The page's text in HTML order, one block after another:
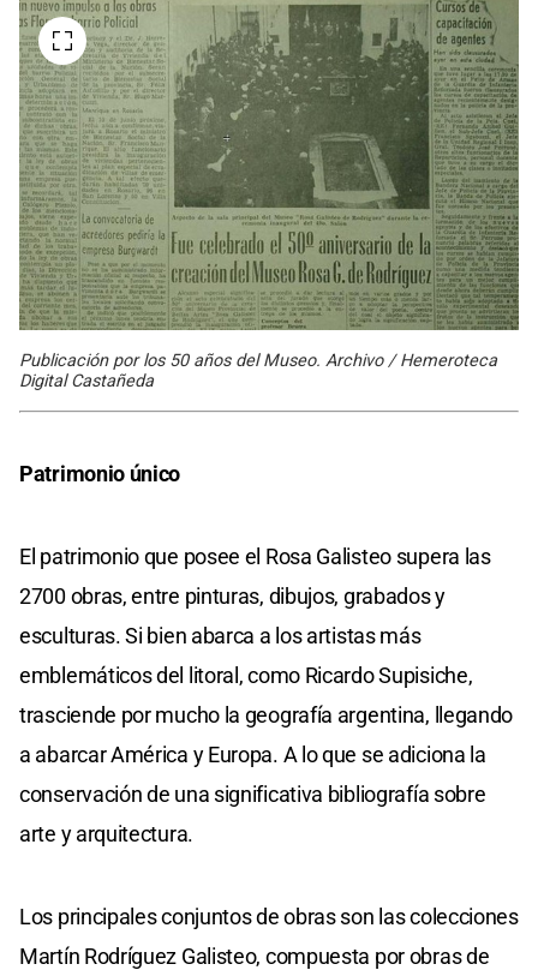
Publicación por los 50 años del Museo. Archivo / Hemeroteca
Digital Castañeda
Patrimonio único
El patrimonio que posee el Rosa Galisteo supera las
2700 obras, entre pinturas, dibujos, grabados y
esculturas. Si bien abarca a los artistas más
emblemáticos del litoral, como Ricardo Supisiche,
trasciende por mucho la geografía argentina, llegando
a abarcar América y Europa. A lo que se adiciona la
conservación de una significativa bibliografía sobre
arte y arquitectura.
Los principales conjuntos de obras son las colecciones
Martín Rodríguez Galisteo, compuesta por obras de